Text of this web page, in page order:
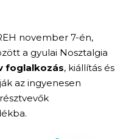
november 7-én,
a gyulai Nosztalgia
foglalkozás, kiállítás és
az ingyenesen